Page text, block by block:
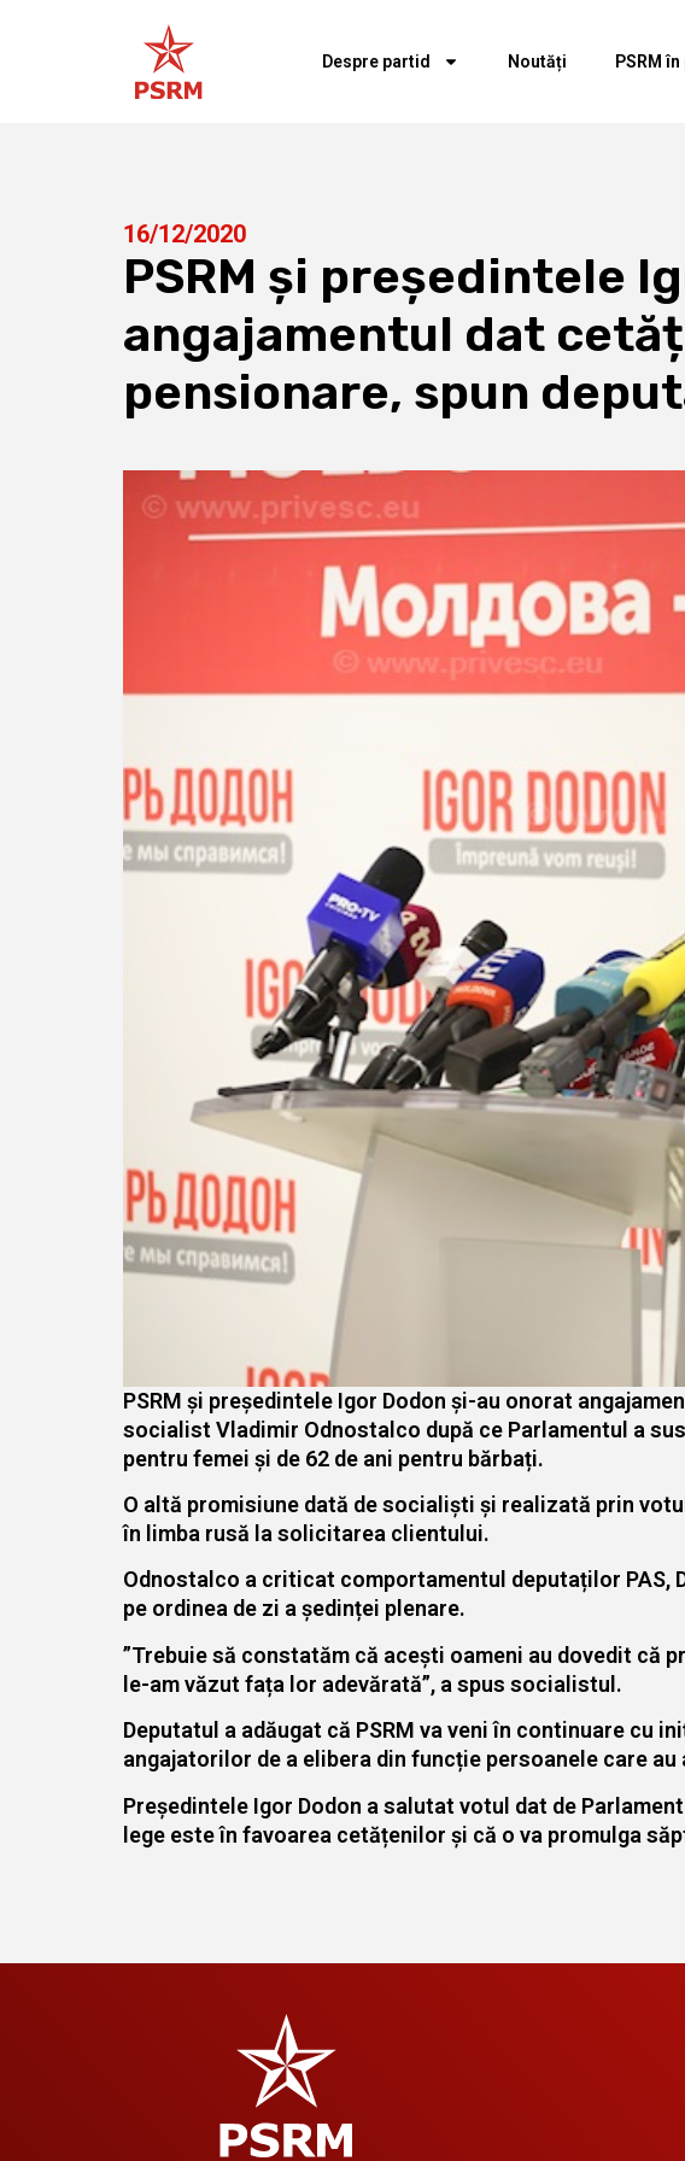
Despre partid Noutăți PSRM
16/12/2020
PSRM și președintele
angajamentul dat
pensionare, spun
PSRM și președintele Igor Dodon și-au onorat
socialist Vladimir Odnostalco după ce Parlamentul a
pentru femei și de 62 de ani pentru bărbați.
O altă promisiune dată de socialiști și realizată prin
în limba rusă la solicitarea clientului.
Odnostalco a criticat comportamentul deputaților PAS,
pe ordinea de zi a ședinței plenare.
”Trebuie să constatăm că acești oameni au dovedit că
le-am văzut fața lor adevărată”, a spus socialistul.
Deputatul a adăugat că PSRM va veni în continuare cu
angajatorilor de a elibera din funcție persoanele care
Președintele Igor Dodon a salutat votul dat de
lege este în favoarea cetățenilor și că o va promulga